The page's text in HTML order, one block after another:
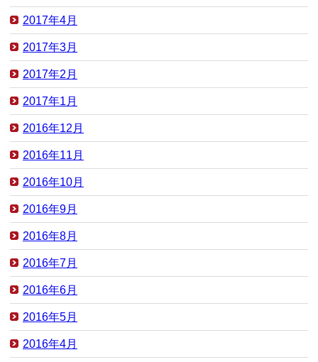
2017年4月
2017年3月
2017年2月
2017年1月
2016年12月
2016年11月
2016年10月
2016年9月
2016年8月
2016年7月
2016年6月
2016年5月
2016年4月